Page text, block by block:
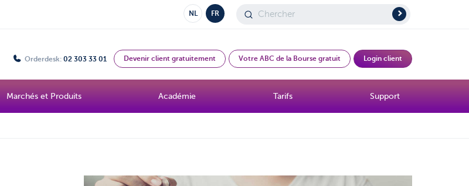
NL FR
Orderdesk: 02 303 33 01 Devenir client gratuitement Votre ABC de la Bourse gratuit Login client
Marchés et Produits Académie Tarifs Support